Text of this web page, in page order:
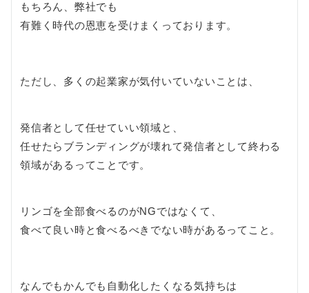
もちろん、弊社でも
有難く時代の恩恵を受けまくっております。
ただし、多くの起業家が気付いていないことは、
発信者として任せていい領域と、
任せたらブランディングが壊れて発信者として終わる
領域があるってことです。
リンゴを全部食べるのがNGではなくて、
食べて良い時と食べるべきでない時があるってこと。
なんでもかんでも自動化したくなる気持ちは